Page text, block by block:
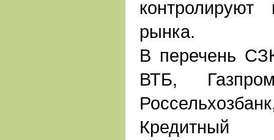
рынка.
В перечень
ВТБ,